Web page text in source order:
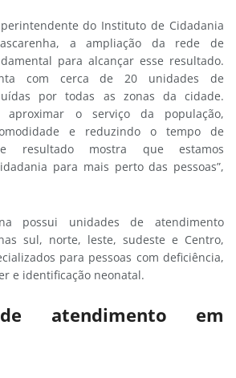
do Instituto de Cidadania
a ampliação da rede de
para alcançar esse resultado.
com cerca de 20 unidades de
por todas as zonas da cidade.
aproximar o serviço da população,
e reduzindo o tempo de
resultado mostra que estamos
para mais perto das pessoas”,
possui unidades de atendimento
sul, norte, leste, sudeste e Centro,
para pessoas com deficiência,
e identificação neonatal.
atendimento em